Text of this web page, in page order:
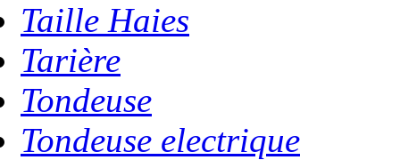
Taille Haies
Tarière
Tondeuse
Tondeuse electrique